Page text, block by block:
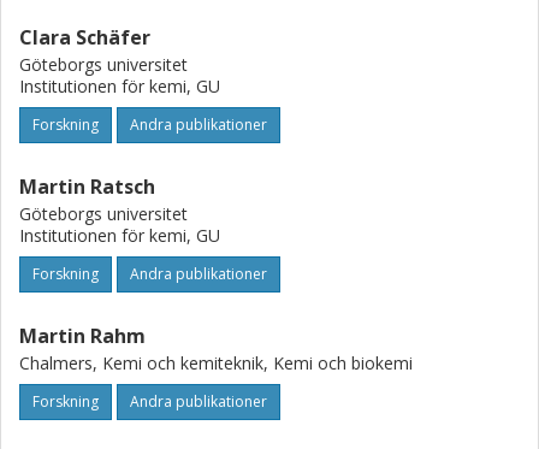
Clara Schäfer
Göteborgs universitet
Institutionen för kemi, GU
Forskning Andra publikationer
Martin Ratsch
Göteborgs universitet
Institutionen för kemi, GU
Forskning Andra publikationer
Martin Rahm
Chalmers, Kemi och kemiteknik, Kemi och biokemi
Forskning Andra publikationer